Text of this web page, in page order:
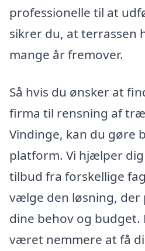
professionelle til at
sikrer du, at terrassen
mange år fremover.
Så hvis du ønsker at
firma til rensning af
Vindinge, kan du gøre
platform. Vi hjælper
tilbud fra forskellige
vælge den løsning, der
dine behov og budget.
været nemmere at få